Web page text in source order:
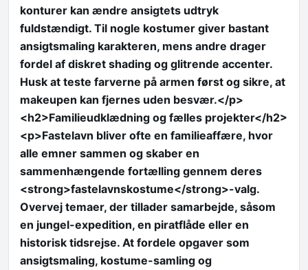
konturer kan ændre ansigtets udtryk
fuldstændigt. Til nogle kostumer giver bastant
ansigtsmaling karakteren, mens andre drager
fordel af diskret shading og glitrende accenter.
Husk at teste farverne på armen først og sikre, at
makeupen kan fjernes uden besvær.</p>
<h2>Familieudklædning og fælles projekter</h2>
<p>Fastelavn bliver ofte en familieaffære, hvor
alle emner sammen og skaber en
sammenhængende fortælling gennem deres
<strong>fastelavnskostume</strong>-valg.
Overvej temaer, der tillader samarbejde, såsom
en jungel-expedition, en piratflåde eller en
historisk tidsrejse. At fordele opgaver som
ansigtsmaling, kostume-samling og